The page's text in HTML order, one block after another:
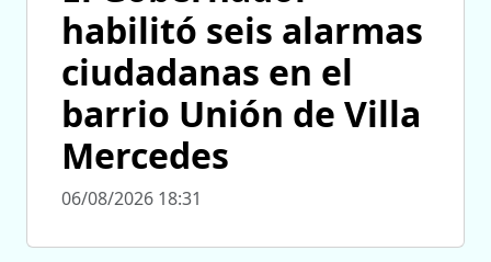
habilitó seis alarmas
ciudadanas en el
barrio Unión de Villa
Mercedes
06/08/2026 18:31